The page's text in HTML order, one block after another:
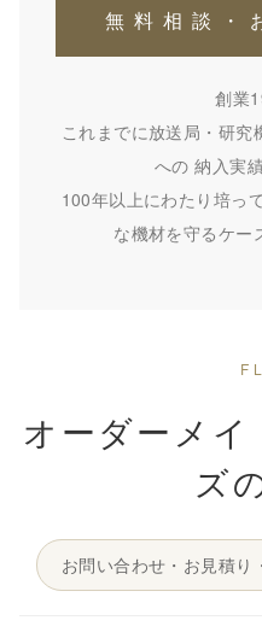
無料相談・
創業
これまでに放送局・研
への 納入実
100年以上にわたり培っ
な機材を守るケー
オーダーメイ
ズ
お問い合わせ・お見積り